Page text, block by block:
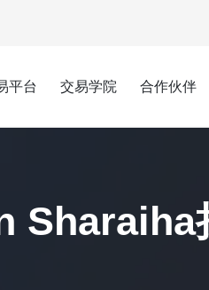
平台 交易学院 合作伙伴
Sharaiha